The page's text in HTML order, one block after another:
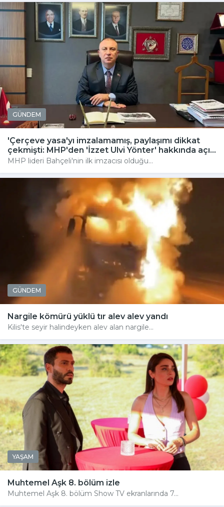
GÜNDEM
'Çerçeve yasa'yı imzalamamış, paylaşımı dikkat
çekmişti: MHP'den 'İzzet Ulvi Yönter' hakkında açı...
MHP lideri Bahçeli'nin ilk imzacısı olduğu...
GÜNDEM
Nargile kömürü yüklü tır alev alev yandı
Kilis'te seyir halindeyken alev alan nargile...
YAŞAM
Muhtemel Aşk 8. bölüm izle
Muhtemel Aşk 8. bölüm Show TV ekranlarında 7...